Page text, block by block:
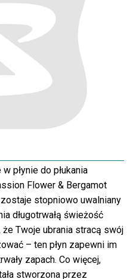
płynie do płukania
Flower & Bergamot
stopniowo uwalniany
długotrwałą świeżość
Twoje ubrania stracą swój
– ten płyn zapewni im
zapach. Co więcej,
stworzona przez